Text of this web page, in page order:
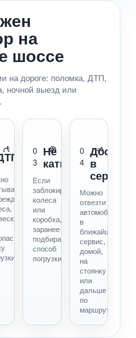
на
шоссе
на дороге: поломка, ДТП,
ночной выезд или
0
3
Не
катится
Если
заблокированы
колеса
или
коробка,
заранее
подбираем
способ
погрузки.
0
4
в
сервис
Можно
отвезти
автомобиль
в
ближайший
сервис,
домой,
на
стоянку
или
дальше
по
маршруту.